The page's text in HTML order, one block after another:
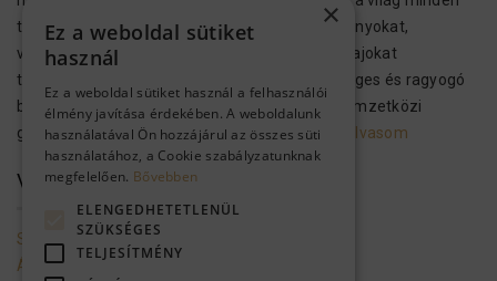
tájára. Ezek a kozmetikumok Holt-tengeri ásványokat,
vitaminokat, növényi kivonatokat és aromás olajokat
tartalmaznak, hogy megvalósítsák az egészséges és ragyogó
bőrt és hajat. A H&B kozmetikai termékek a nemzetközi
gyártási előírásoknak megfelelően…..Tovább olvasom
VEVŐSZOLGÁLAT
Szolgáltató adatai
Általános szerződési feltételek
×
Ez a weboldal sütiket
használ
Ez a weboldal sütiket használ a felhasználói
élmény javítása érdekében. A weboldalunk
használatával Ön hozzájárul az összes süti
használatához, a Cookie szabályzatunknak
megfelelően. Bővebben
ELENGEDHETETLENÜL
SZÜKSÉGES
TELJESÍTMÉNY